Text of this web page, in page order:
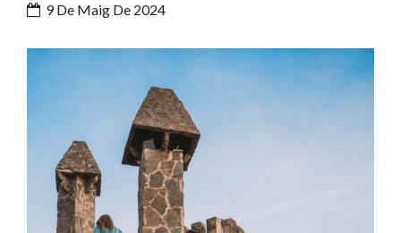
9 De Maig De 2024